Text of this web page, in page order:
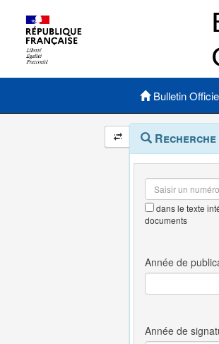
Menu principal
Bulletin
Navigation
et
outils
annexes
Menu
contextuel
Recherche
dans le texte
documents